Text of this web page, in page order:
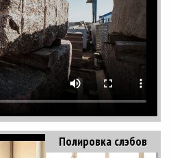
Полировка слэбов